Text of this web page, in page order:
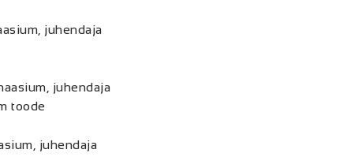
juhendaja
juhendaja
toode
juhendaja